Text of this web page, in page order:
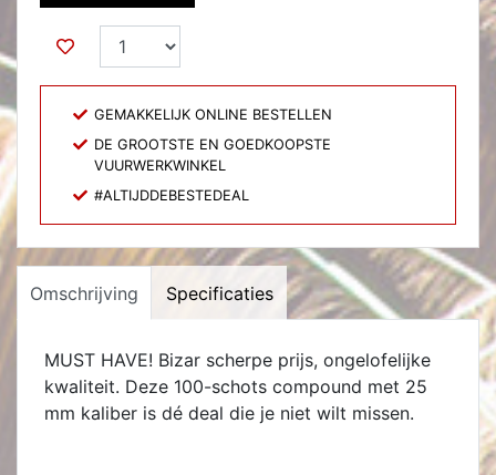
GEMAKKELIJK ONLINE BESTELLEN
DE GROOTSTE EN GOEDKOOPSTE
VUURWERKWINKEL
#ALTIJDDEBESTEDEAL
Omschrijving Specificaties
MUST HAVE! Bizar scherpe prijs, ongelofelijke
kwaliteit. Deze 100-schots compound met 25
mm kaliber is dé deal die je niet wilt missen.